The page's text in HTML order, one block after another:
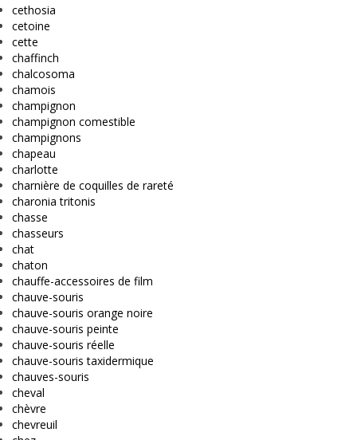
cethosia
cetoine
cette
chaffinch
chalcosoma
chamois
champignon
champignon comestible
champignons
chapeau
charlotte
charnière de coquilles de rareté
charonia tritonis
chasse
chasseurs
chat
chaton
chauffe-accessoires de film
chauve-souris
chauve-souris orange noire
chauve-souris peinte
chauve-souris réelle
chauve-souris taxidermique
chauves-souris
cheval
chèvre
chevreuil